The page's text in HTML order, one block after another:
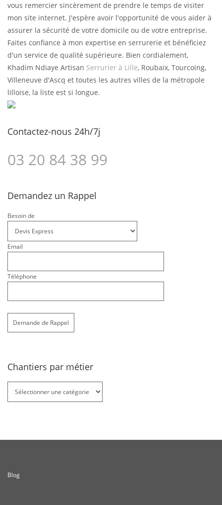
vous remercier sincèrement de prendre le temps de visiter
mon site internet. J'espère avoir l'opportunité de vous aider à
assurer la sécurité de votre domicile ou de votre entreprise.
Faites confiance à mon expertise en serrurerie et bénéficiez
d'un service de qualité supérieure. Bien cordialement,
Khadim Ndiaye Artisan Serrurier à Lille, Roubaix, Tourcoing,
Villeneuve d'Ascq et toutes les autres villes de la métropole
lilloise, la liste est si longue.
Contactez-nous 24h/7j
03 20 84 38 99
Demandez un Rappel
Besoin de
Email
Téléphone
Chantiers par métier
par
Blog